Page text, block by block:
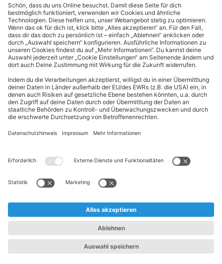
Cookie-Einstellungen
Kundeninformationen
ALDI Nord folgen
* Wir bitten um Beachtung, dass diese Aktionsartikel im
begrenzter Anzahl zur Verfügung stehen. Sie können daher schon
ausverkauft sein.
** Wir bitten um Beachtung, dass diese Artikel nur in begrenzter
Anzahl zur Verfügung stehen. Sie können daher zu bestimmten
Zeiten der Aktion ausverkauft sein.